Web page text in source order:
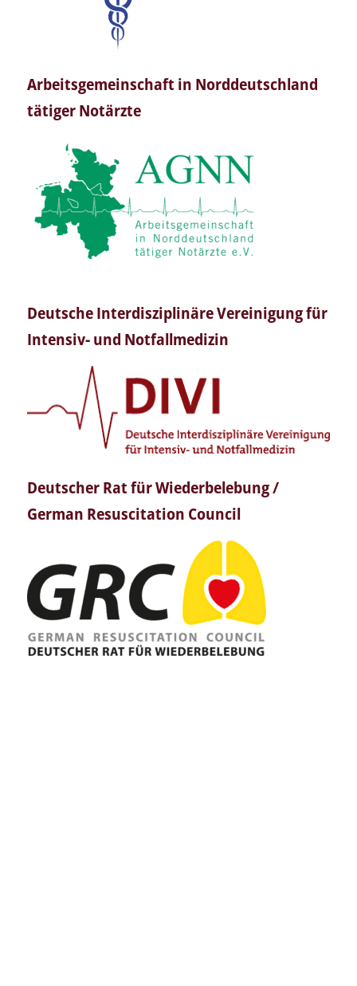
Arbeitsgemeinschaft in Norddeutschland
tätiger Notärzte
Deutsche Interdisziplinäre Vereinigung für
Intensiv- und Notfallmedizin
Deutscher Rat für Wiederbelebung /
German Resuscitation Council